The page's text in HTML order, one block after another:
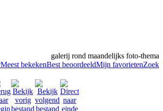
galerij rond maandelijks foto-thema
Meest bekekenBest beoordeeldMijn favorietenZoek